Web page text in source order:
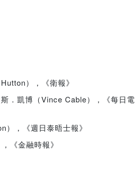
），《衛報》
．凱博（Vince Cable），《每日電
，《週日泰晤士報》
《金融時報》